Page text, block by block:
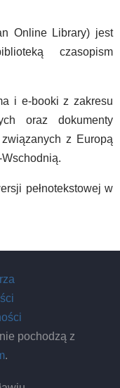
Online Library) jest
czasopism
i e-booki z zakresu
oraz dokumenty
z Europą
pełnotekstowej w
pochodzą z
.